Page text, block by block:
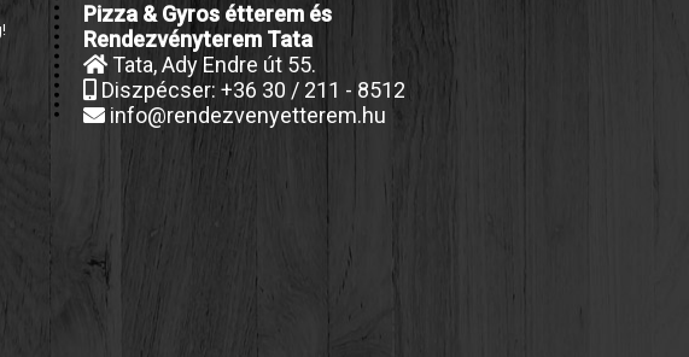
Pizza & Gyros étterem és
Rendezvényterem Tata
Tata, Ady Endre út 55.
Diszpécser: +36 30 / 211 - 8512
info@rendezvenyetterem.hu